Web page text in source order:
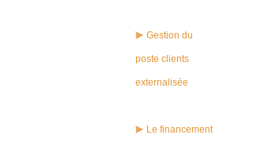
Gestion du
poste clients
externalisée
Le financement